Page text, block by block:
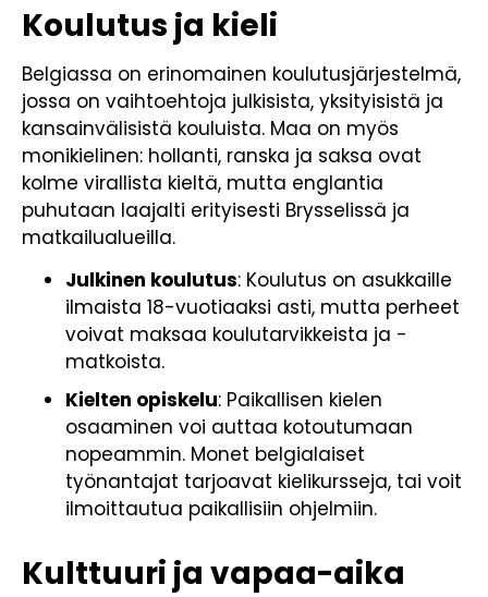
Koulutus ja kieli
Belgiassa on erinomainen koulutusjärjestelmä,
jossa on vaihtoehtoja julkisista, yksityisistä ja
kansainvälisistä kouluista. Maa on myös
monikielinen: hollanti, ranska ja saksa ovat
kolme virallista kieltä, mutta englantia
puhutaan laajalti erityisesti Brysselissä ja
matkailualueilla.
Julkinen koulutus: Koulutus on asukkaille
ilmaista 18-vuotiaaksi asti, mutta perheet
voivat maksaa koulutarvikkeista ja -
matkoista.
Kielten opiskelu: Paikallisen kielen
osaaminen voi auttaa kotoutumaan
nopeammin. Monet belgialaiset
työnantajat tarjoavat kielikursseja, tai voit
ilmoittautua paikallisiin ohjelmiin.
Kulttuuri ja vapaa-aika